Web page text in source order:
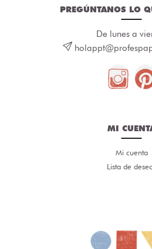
PREGÚNTANOS LO
De lunes a
MI
Mi cuenta
Lista de